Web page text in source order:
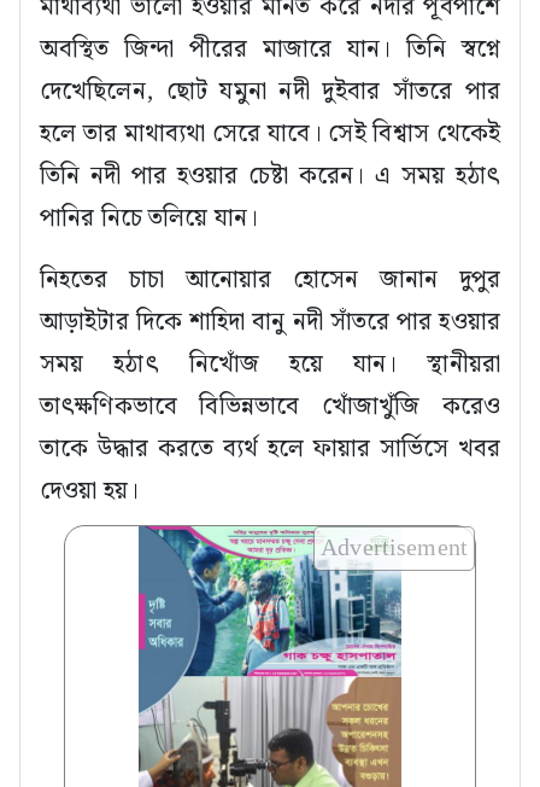
অবস্থিত জিন্দা পীরের মাজারে যান। তিনি স্বপ্নে
দেখেছিলেন, ছোট যমুনা নদী দুইবার সাঁতরে পার
হলে তার মাথাব্যথা সেরে যাবে। সেই বিশ্বাস থেকেই
তিনি নদী পার হওয়ার চেষ্টা করেন। এ সময় হঠাৎ
পানির নিচে তলিয়ে যান।
নিহতের চাচা আনোয়ার হোসেন জানান দুপুর
আড়াইটার দিকে শাহিদা বানু নদী সাঁতরে পার হওয়ার
সময় হঠাৎ নিখোঁজ হয়ে যান। স্থানীয়রা
তাৎক্ষণিকভাবে বিভিন্নভাবে খোঁজাখুঁজি করেও
তাকে উদ্ধার করতে ব্যর্থ হলে ফায়ার সার্ভিসে খবর
দেওয়া হয়।
Advertisement